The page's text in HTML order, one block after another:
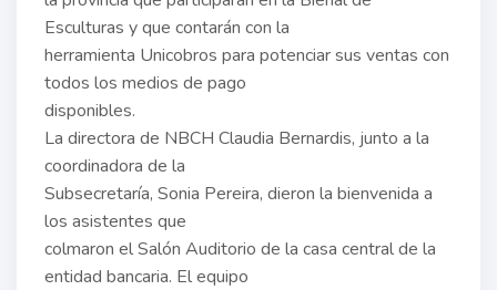
Esculturas y que contarán con la
herramienta Unicobros para potenciar sus ventas con
todos los medios de pago
disponibles.
La directora de NBCH Claudia Bernardis, junto a la
coordinadora de la
Subsecretaría, Sonia Pereira, dieron la bienvenida a
los asistentes que
colmaron el Salón Auditorio de la casa central de la
entidad bancaria. El equipo